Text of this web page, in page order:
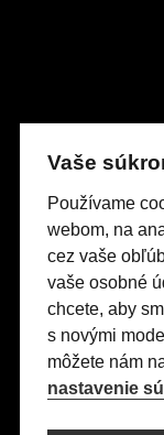
Titulná stránka
Skladové
Servis &
Kontakty
Vaše
Používame
webom, na
cez vaše
vaše osobné
chcete, aby
s novými
môžete nám
nastavenie